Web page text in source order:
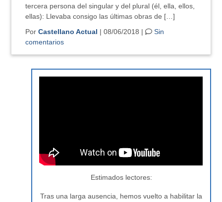
tercera persona del singular y del plural (él, ella, ellos,
ellas): Llevaba consigo las últimas obras de […]
PorCastellano Actual | 08/06/2018 |
Sin
comentarios
Estimados lectores:
Tras una larga ausencia, hemos vuelto a habilitar la